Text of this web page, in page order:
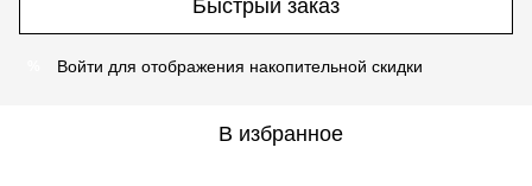
Быстрый заказ
Войти для отображения накопительной скидки
В избранное